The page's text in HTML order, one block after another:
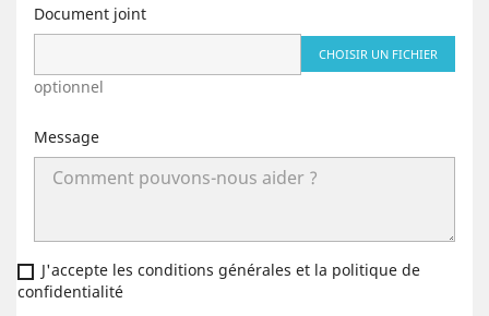
Document joint
CHOISIR UN FICHIER
optionnel
Message
J'accepte les conditions générales et la politique de
confidentialité